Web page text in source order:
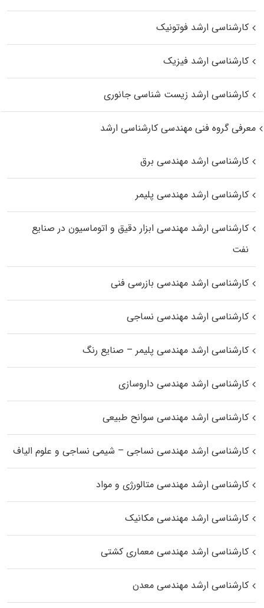
کارشناسی ارشد فوتونیک
کارشناسی ارشد فیزیک
کارشناسی ارشد زیست‌ شناسی جانوری
معرفی گروه فنی مهندسی کارشناسی ارشد
کارشناسی ارشد مهندسی برق
کارشناسی ارشد مهندسی پلیمر
کارشناسی ارشد مهندسی ابزار دقیق و اتوماسیون در صنایع
نفت
کارشناسی ارشد مهندسی بازرسی فنی
کارشناسی ارشد مهندسی نساجی
کارشناسی ارشد مهندسی پلیمر – صنایع رنگ
کارشناسی ارشد مهندسی داروسازی
کارشناسی ارشد مهندسی سوانح طبیعی
کارشناسی ارشد مهندسی نساجی – شیمی نساجی و علوم الیاف
کارشناسی ارشد مهندسی متالورژی و مواد
کارشناسی ارشد مهندسی مکانیک
کارشناسی ارشد مهندسی معماری کشتی
کارشناسی ارشد مهندسی معدن